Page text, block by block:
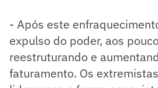
- Após este
expulso do poder, aos
reestruturando e
faturamento. Os